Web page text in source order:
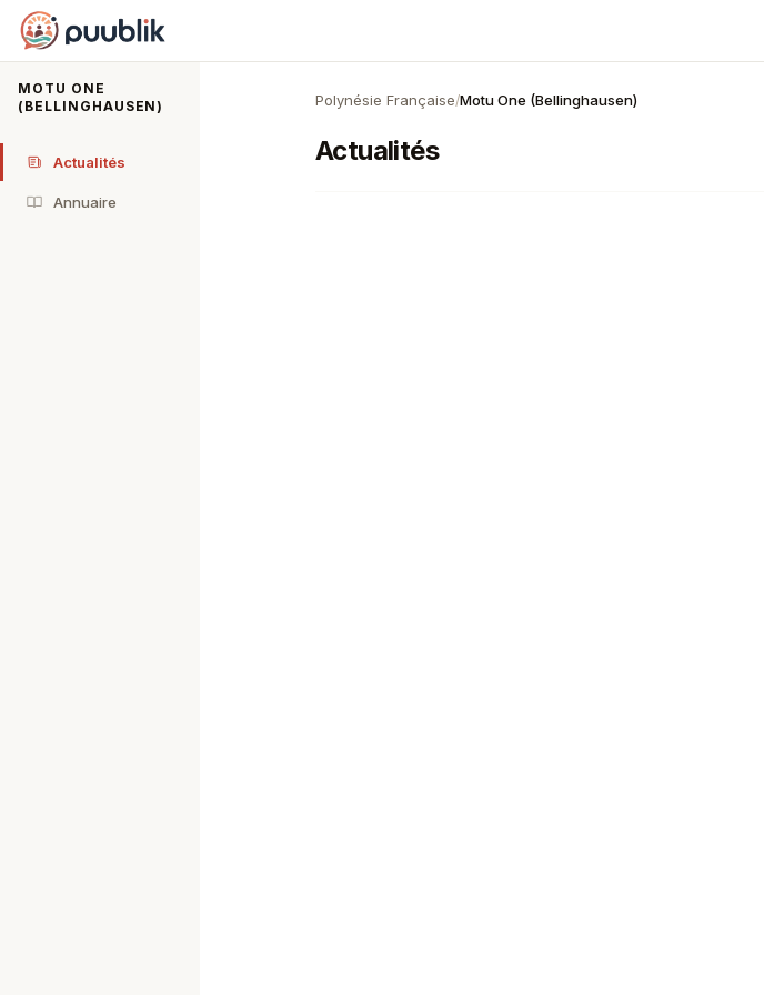
Puublik
MOTU ONE
(BELLINGHAUSEN)
Actualités
Annuaire
Polynésie Française/Motu One (Bellinghausen)
Actualités